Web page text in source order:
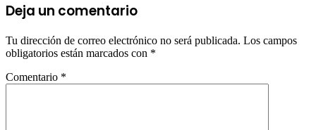
Deja un comentario
Tu dirección de correo electrónico no será publicada. Los campos
obligatorios están marcados con *
Comentario *